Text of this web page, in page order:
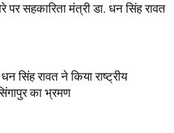
पर सहकारिता मंत्री डा. धन सिंह रावत
धन सिंह रावत ने किया राष्ट्रीय
का भ्रमण